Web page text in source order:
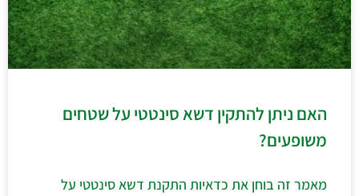
האם ניתן להתקין דשא סינטטי על שטחים
משופעים?
מאמר זה בוחן את כדאיות התקנת דשא סינטטי על